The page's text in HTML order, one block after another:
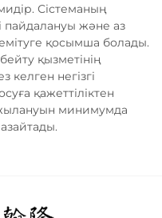
Сістеманың
пайдалануы және аз
қосымша болады.
қызметінің
келген негізгі
қажеттіліктен
минимумда